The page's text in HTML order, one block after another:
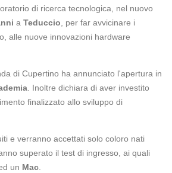
di ricerca tecnologica, nel nuovo
a Teduccio, per far avvicinare i
alle nuove innovazioni hardware
di Cupertino ha annunciato l'apertura in
. Inoltre dichiara di aver investito
finalizzato allo sviluppo di
e verranno accettati solo coloro nati
superato il test di ingresso, ai quali
un Mac.